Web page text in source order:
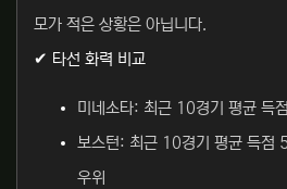
모가 적은 상황은 아닙니다.
✔ 타선 화력 비교
미네소타: 최근 10경기 평균 득
보스턴: 최근 10경기 평균 득점
우위